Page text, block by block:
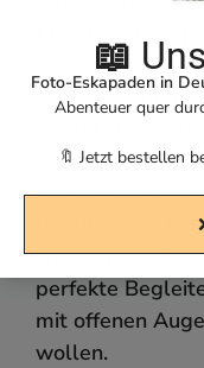
Deutschland
Nach 16 Jahren
Deutschland“
fotografische
Republik, mit
spannenden
perfekte
mit offenen
wollen.
📖
Foto-Eskapaden in
Abenteuer quer
🔖 Jetzt bestellen